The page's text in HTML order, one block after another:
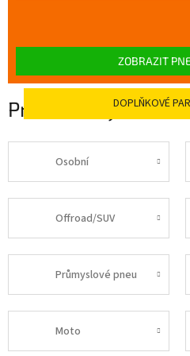
ZOBRAZIT
DOPLŇKOVÉ
Pneumatiky 225 50
Osobní
Offroad/SUV
Průmyslové pneu
Moto